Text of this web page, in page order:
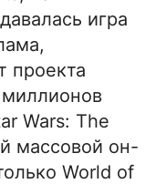
игра
проекта
Wars: The
массовой он-
World of